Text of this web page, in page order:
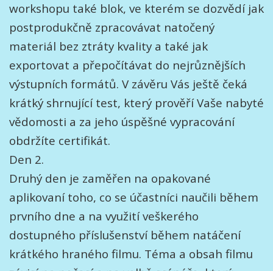
workshopu také blok, ve kterém se dozvědí jak
postprodukčně zpracovávat natočený
materiál bez ztráty kvality a také jak
exportovat a přepočítávat do nejrůznějších
výstupních formátů. V závěru Vás ještě čeká
krátký shrnující test, který prověří Vaše nabyté
vědomosti a za jeho úspěšné vypracování
obdržíte certifikát.
Den 2.
Druhý den je zaměřen na opakované
aplikovaní toho, co se účastníci naučili během
prvního dne a na využití veškerého
dostupného příslušenství během natáčení
krátkého hraného filmu. Téma a obsah filmu